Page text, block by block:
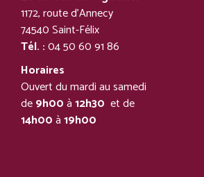
1172, route d’Annecy
74540 Saint-Félix
Tél. :04 50 60 91 86
Horaires
Ouvert du mardi au samedi
de9h00à12h30 et de
14h00à19h00